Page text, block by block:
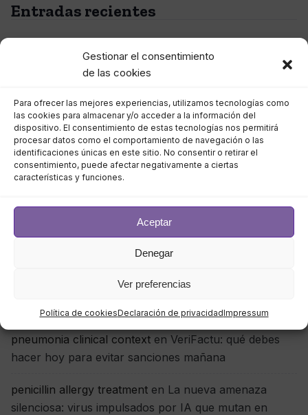
Gestionar el consentimiento
de las cookies
Para ofrecer las mejores experiencias, utilizamos tecnologías como
las cookies para almacenar y/o acceder a la información del
dispositivo. El consentimiento de estas tecnologías nos permitirá
procesar datos como el comportamiento de navegación o las
identificaciones únicas en este sitio. No consentir o retirar el
consentimiento, puede afectar negativamente a ciertas
características y funciones.
Aceptar
Denegar
Ver preferencias
Política de cookiesDeclaración de privacidadImpressum
Entradas recientes
El phishing sigue siendo la entrada favorita para los
ciberdelincuentes
Eficiencia energética en el data center: tecnologías de
refrigeración avanzadas y su impacto en los costes
Las identidades falsas, el nuevo ataque a las empresas
La cadena de suministro, el gran desafío pendiente de
Ciberdelincuencia 2.0: organizada, rentable y más
pneumonia clinical context en VeriFactu: qué debes
hacer hoy para evitar sanciones mañana
penicillin allergy treatment en La nueva amenaza
silenciosa: virus impulsados por IA que mutan en